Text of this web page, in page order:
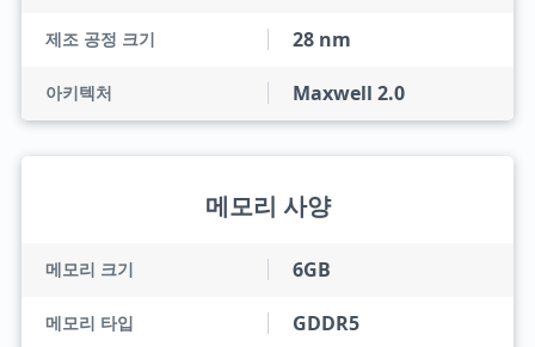
제조 공정 크기 28 nm
아키텍처 Maxwell 2.0
메모리 사양
메모리 크기 6GB
메모리 타입 GDDR5